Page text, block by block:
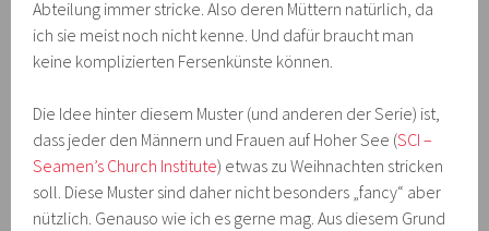
Abteilung immer stricke. Also deren Müttern natürlich, da
ich sie meist noch nicht kenne. Und dafür braucht man
keine komplizierten Fersenkünste können.
Die Idee hinter diesem Muster (und anderen der Serie) ist,
dass jeder den Männern und Frauen auf Hoher See (SCI –
Seamen’s Church Institute) etwas zu Weihnachten stricken
soll. Diese Muster sind daher nicht besonders „fancy“ aber
nützlich. Genauso wie ich es gerne mag. Aus diesem Grund